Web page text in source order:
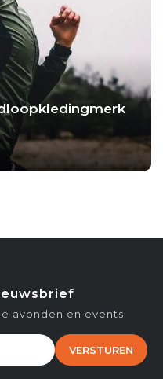
avonden en events
VERSTUREN